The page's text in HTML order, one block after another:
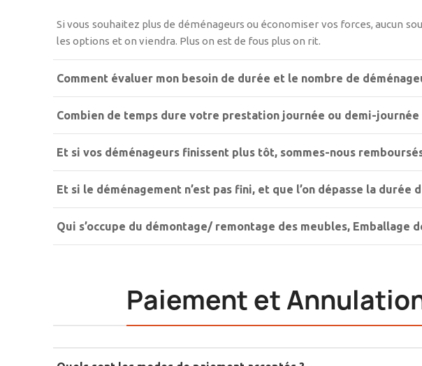
Si vous souhaitez plus de déménageurs ou économiser vos forces, aucun
les options et on viendra. Plus on est de fous plus on rit.
Comment évaluer mon besoin de durée et le nombre de
Combien de temps dure votre prestation journée ou demi-journée
Et si vos déménageurs finissent plus tôt, sommes-nous
Et si le déménagement n’est pas fini, et que l’on dépasse la durée
Qui s’occupe du démontage/ remontage des meubles, Emballage
Paiement et